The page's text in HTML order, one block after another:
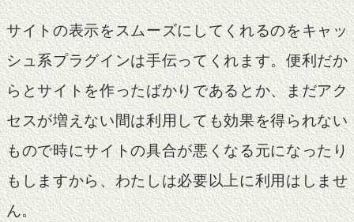
サイトの表示をスムーズにしてくれるのをキャッ
シュ系プラグインは手伝ってくれます。便利だか
らとサイトを作ったばかりであるとか、まだアク
セスが増えない間は利用しても効果を得られない
もので時にサイトの具合が悪くなる元になったり
もしますから、わたしは必要以上に利用はしませ
ん。